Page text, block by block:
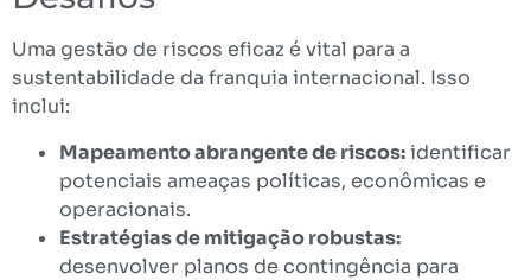
Uma gestão de riscos eficaz é vital para a
sustentabilidade da franquia internacional. Isso
inclui:
Mapeamento abrangente de riscos:identificar
potenciais ameaças políticas, econômicas e
operacionais.
Estratégias de mitigação robustas:
desenvolver planos de contingência para